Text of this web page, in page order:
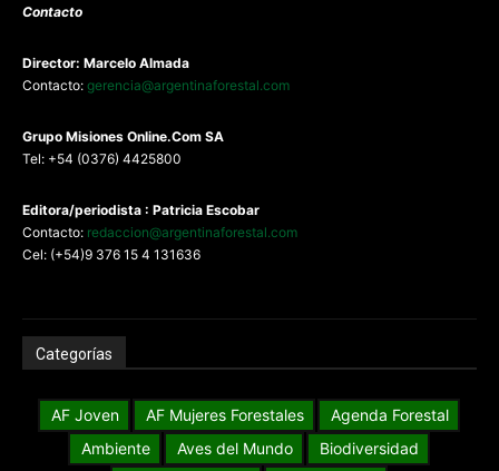
Contacto
Director: Marcelo Almada
Contacto: gerencia@argentinaforestal.com
Grupo Misiones Online.Com SA
Tel: +54 (0376) 4425800
Editora/periodista : Patricia Escobar
Contacto: redaccion@argentinaforestal.com
Cel: (+54)9 376 15 4 131636
Categorías
AF Joven AF Mujeres Forestales
Agenda Forestal
Ambiente
Aves del Mundo
Biodiversidad